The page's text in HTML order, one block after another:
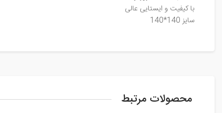
با کیفیت و ایستایی عالی
سایز 140*140
محصولات مرتبط